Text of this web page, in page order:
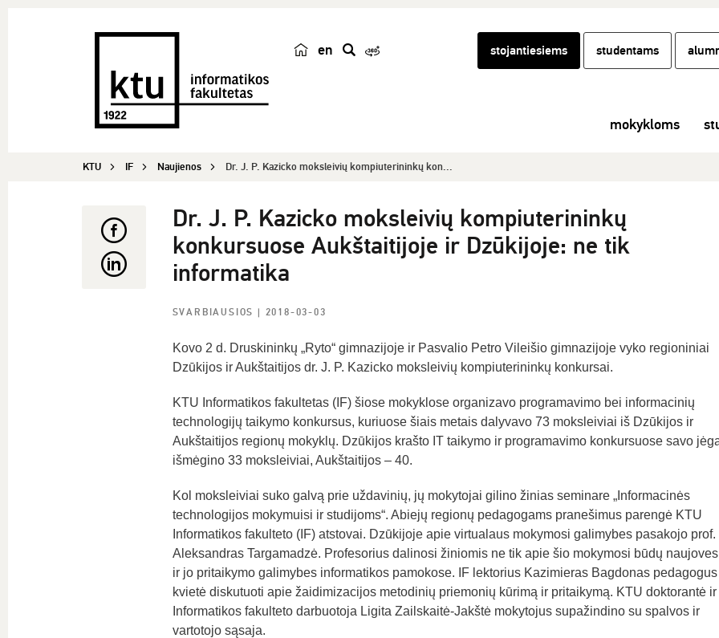
en
k
stojantiesiems studentams
mokykloms
KTU IF Naujienos Dr. J. P. Kazicko moksleivių kompiuterininkų kon...
Dr. J. P. Kazicko moksleivių kompiuterininkų
konkursuose Aukštaitijoje ir Dzūkijoje: ne tik
informatika
SVARBIAUSIOS | 2018-03-03
Kovo 2 d. Druskininkų „Ryto“ gimnazijoje ir Pasvalio Petro Vileišio gimnazijoje vyko regioniniai
Dzūkijos ir Aukštaitijos dr. J. P. Kazicko moksleivių kompiuterininkų konkursai.
KTU Informatikos fakultetas (IF) šiose mokyklose organizavo programavimo bei informacinių
technologijų taikymo konkursus, kuriuose šiais metais dalyvavo 73 moksleiviai iš Dzūkijos ir
Aukštaitijos regionų mokyklų. Dzūkijos krašto IT taikymo ir programavimo konkursuose savo
išmėgino 33 moksleiviai, Aukštaitijos – 40.
Kol moksleiviai suko galvą prie uždavinių, jų mokytojai gilino žinias seminare „Informacinės
technologijos mokymuisi ir studijoms“. Abiejų regionų pedagogams pranešimus parengė KTU
Informatikos fakulteto (IF) atstovai. Dzūkijoje apie virtualaus mokymosi galimybes pasakojo prof.
Aleksandras Targamadzė. Profesorius dalinosi žiniomis ne tik apie šio mokymosi būdų
ir jo pritaikymo galimybes informatikos pamokose. IF lektorius Kazimieras Bagdonas pedagogus
kvietė diskutuoti apie žaidimizacijos metodinių priemonių kūrimą ir pritaikymą. KTU doktorantė ir
Informatikos fakulteto darbuotoja Ligita Zailskaitė-Jakštė mokytojus supažindino su spalvos ir
vartotojo sąsaja.